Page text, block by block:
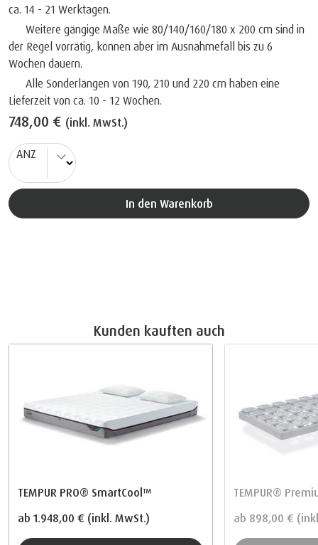
ca. 14 - 21 Werktagen.
Weitere gängige Maße wie 80/140/160/180 x 200 cm sind in
der Regel vorrätig, können aber im Ausnahmefall bis zu 6
Wochen dauern.
Alle Sonderlängen von 190, 210 und 220 cm haben eine
Lieferzeit von ca. 10 - 12 Wochen.
748,00 € (inkl. MwSt.)
ANZ
In den Warenkorb
Kunden kauften auch
TEMPUR PRO® SmartCool™
ab 1.948,00 € (inkl. MwSt.)
TEMPUR®
ab 898,00 €